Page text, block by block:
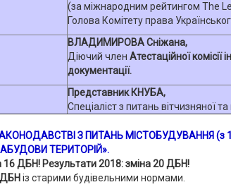
(за міжнародним рейтингом The
Голова Комітету права
ВЛАДИМИРОВА Сніжана,
Діючий член Атестаційної
документації.
Представник КНУБА,
Спеціаліст з питань вітчизняної
З ПИТАНЬ МІСТОБУДУВАННЯ (з 1
ТЕРИТОРІЙ».
16 ДБН! Результати 2018: зміна 20 ДБН!
ДБН із старими будівельними нормами.